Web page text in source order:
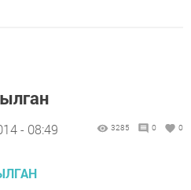
- 08:49 3285 0 0